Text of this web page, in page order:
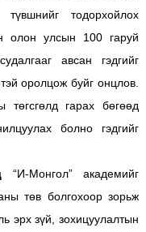
тодорхойлох
олон улсын 100 гаруй
авсан гэдгийг
оролцож буйг онцлов.
гарах бөгөөд
болно гэдгийг
“И-Монгол” академийг
төв болгохоор зорьж
эрх зүй, зохицуулалтын